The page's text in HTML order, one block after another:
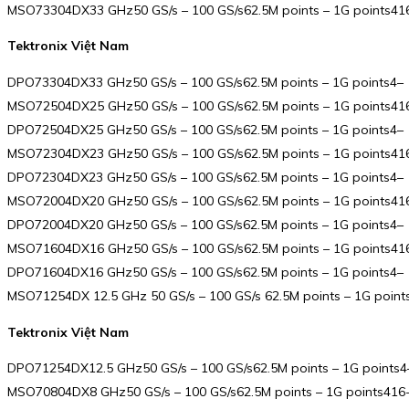
MSO73304DX33 GHz50 GS/s – 100 GS/s62.5M points – 1G
Tektronix Việt Nam
DPO73304DX33 GHz50 GS/s – 100 GS/s62.5M points – 1G points4–
MSO72504DX25 GHz50 GS/s – 100 GS/s62.5M points – 1G
DPO72504DX25 GHz50 GS/s – 100 GS/s62.5M points – 1G points4–
MSO72304DX23 GHz50 GS/s – 100 GS/s62.5M points – 1G
DPO72304DX23 GHz50 GS/s – 100 GS/s62.5M points – 1G points4–
MSO72004DX20 GHz50 GS/s – 100 GS/s62.5M points – 1G
DPO72004DX20 GHz50 GS/s – 100 GS/s62.5M points – 1G points4–
MSO71604DX16 GHz50 GS/s – 100 GS/s62.5M points – 1G
DPO71604DX16 GHz50 GS/s – 100 GS/s62.5M points – 1G points4–
MSO71254DX 12.5 GHz 50 GS/s – 100 GS/s 62.5M points – 1G
Tektronix Việt Nam
DPO71254DX12.5 GHz50 GS/s – 100 GS/s62.5M points – 1G
MSO70804DX8 GHz50 GS/s – 100 GS/s62.5M points – 1G points416-